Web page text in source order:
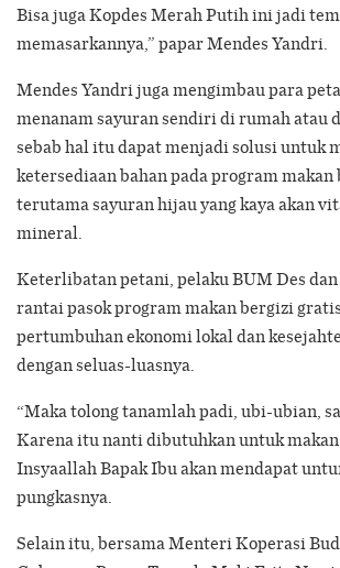
Bisa juga Kopdes Merah Putih ini jadi
memasarkannya,” papar Mendes Yandri.
Mendes Yandri juga mengimbau para
menanam sayuran sendiri di rumah atau
sebab hal itu dapat menjadi solusi untuk
ketersediaan bahan pada program
terutama sayuran hijau yang kaya akan
mineral.
Keterlibatan petani, pelaku BUM Des
rantai pasok program makan bergizi
pertumbuhan ekonomi lokal dan
dengan seluas-luasnya.
“Maka tolong tanamlah padi, ubi-ubian,
Karena itu nanti dibutuhkan untuk
Insyaallah Bapak Ibu akan mendapat
pungkasnya.
Selain itu, bersama Menteri Koperasi